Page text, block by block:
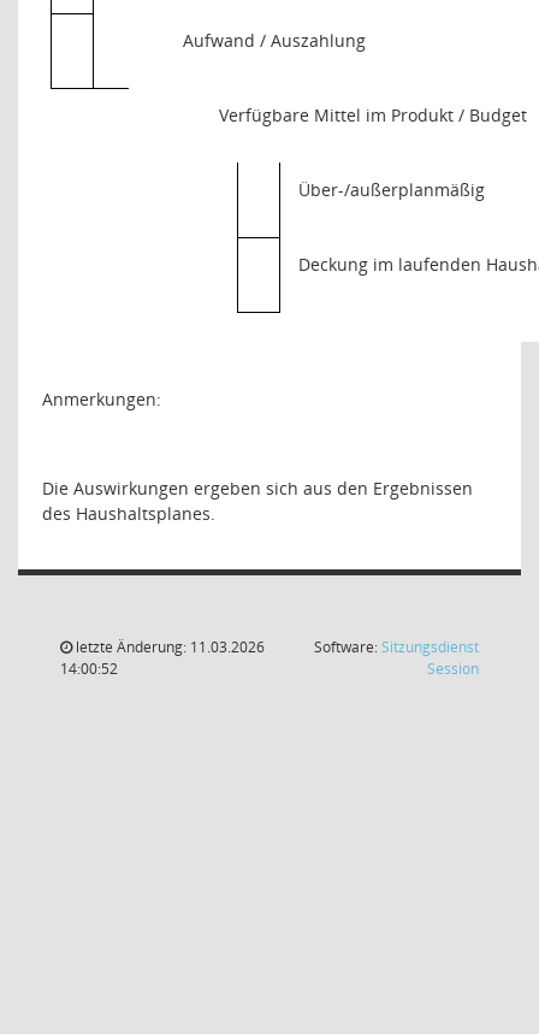
Aufwand / Auszahlung
Verfügbare Mittel im Produkt / Budget
Über-/außerplanmäßig
Deckung im laufenden
Anmerkungen:
Die Auswirkungen ergeben sich aus den Ergebnissen
des Haushaltsplanes.
letzte Änderung: 11.03.2026
14:00:52
Software:Sitzungsdienst
Session(Wird in